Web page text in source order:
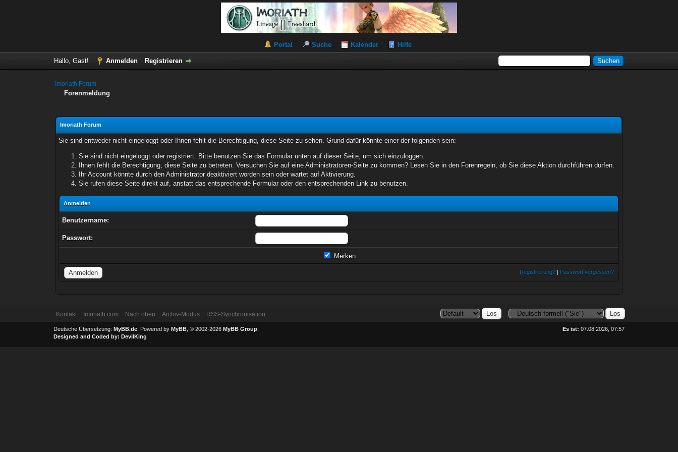
Portal Suche Kalender Hilfe
Hallo, Gast! Anmelden Registrieren
Imoriath Forum
Forenmeldung
Imoriath Forum
Sie sind entweder nicht eingeloggt oder Ihnen fehlt die Berechtigung, diese Seite zu sehen. Grund dafür könnte einer der folgenden sein:
Sie sind nicht eingeloggt oder registriert. Bitte benutzen Sie das Formular unten auf dieser Seite, um sich einzuloggen.
Ihnen fehlt die Berechtigung, diese Seite zu betreten. Versuchen Sie auf eine Administratoren-Seite zu kommen? Lesen Sie in den Forenregeln, ob Sie diese Aktion durchführen dürfen.
Ihr Account könnte durch den Administrator deaktiviert worden sein oder wartet auf Aktivierung.
Sie rufen diese Seite direkt auf, anstatt das entsprechende Formular oder den entsprechenden Link zu benutzen.
Anmelden
Benutzername:
Passwort:
Merken
Registrierung? | Passwort vergessen?
Kontakt Imoriath.com Nach oben Archiv-Modus RSS-Synchronisation
Es ist: 07.08.2026, 07:57
Deutsche Übersetzung: MyBB.de, Powered by MyBB, © 2002-2026 MyBB Group.
Designed and Coded by: DevilKing